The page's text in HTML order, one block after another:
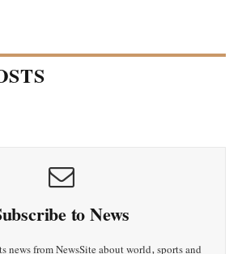
to News
news from NewsSite about world, sports and